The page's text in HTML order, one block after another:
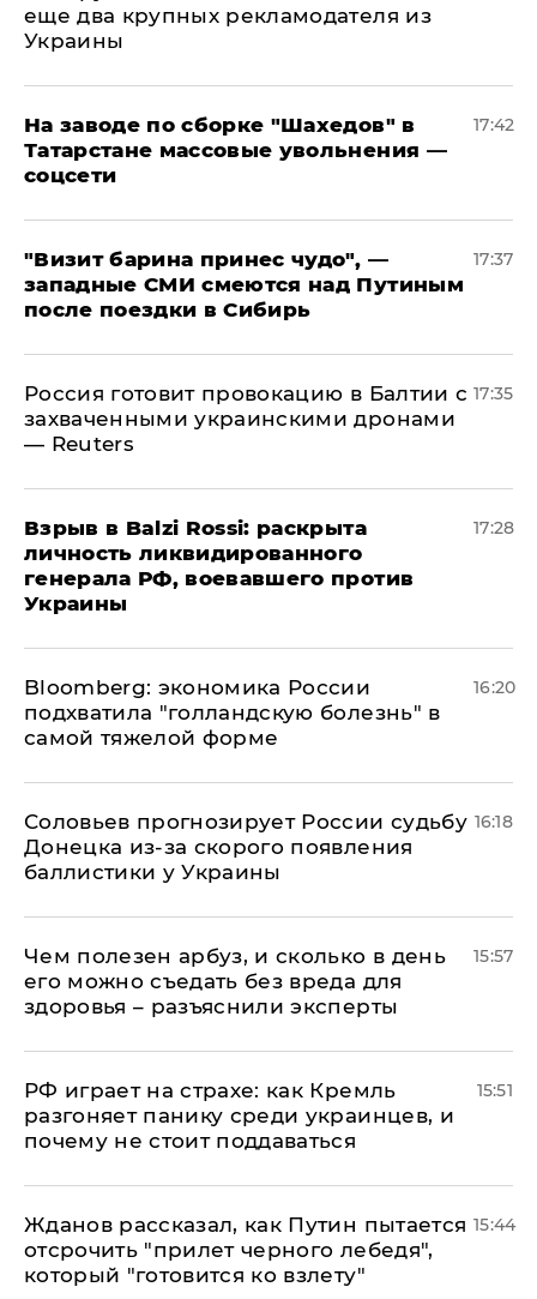
еще два крупных рекламодателя из
Украины
На заводе по сборке "Шахедов" в
Татарстане массовые увольнения —
соцсети
17:42
"Визит барина принес чудо", —
западные СМИ смеются над Путиным
после поездки в Сибирь
17:37
​Россия готовит провокацию в Балтии с
захваченными украинскими дронами
— Reuters
17:35
​Взрыв в Balzi Rossi: раскрыта
личность ликвидированного
генерала РФ, воевавшего против
Украины
17:28
Bloomberg: экономика России
подхватила "голландскую болезнь" в
самой тяжелой форме
16:20
Соловьев прогнозирует России судьбу
Донецка из-за скорого появления
баллистики у Украины
16:18
Чем полезен арбуз, и сколько в день
его можно съедать без вреда для
здоровья – разъяснили эксперты
15:57
РФ играет на страхе: как Кремль
разгоняет панику среди украинцев, и
почему не стоит поддаваться
15:51
Жданов рассказал, как Путин пытается
отсрочить "прилет черного лебедя",
который "готовится ко взлету"
15:44